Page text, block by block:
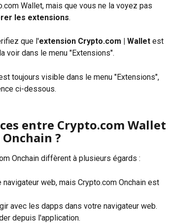
Wallet, mais que vous ne la voyez pas
les extensions.
que l'extension Crypto.com | Wallet est
voir dans le menu "Extensions".
toujours visible dans le menu "Extensions",
ci-dessous.
entre Crypto.com Wallet
?
Onchain diffèrent à plusieurs égards :
web, mais Crypto.com Onchain est
avec les dapps dans votre navigateur web.
depuis l'application.